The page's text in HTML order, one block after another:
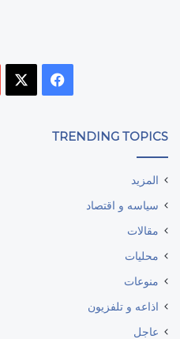
فيسبوك
TRENDING TOPICS
المزيد
سياسه و اقتصاد
مقالات
محليات
منوعات
اذاعه و تلفزيون
عاجل